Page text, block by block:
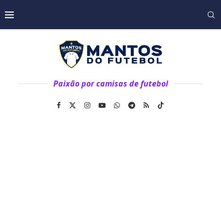
Paixão por camisas de futebol